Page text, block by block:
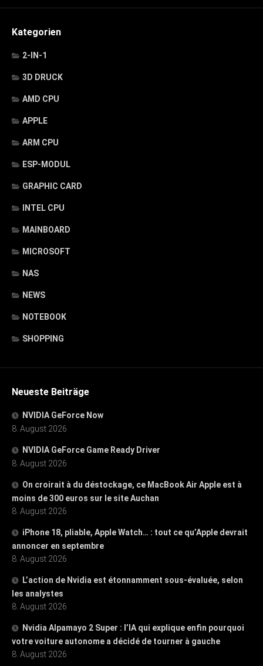
Kategorien
2-IN-1
3D DRUCK
AMD CPU
APPLE
ARM CPU
ESP-MODUL
GRAPHIC CARD
INTEL CPU
MAINBOARD
MICROSOFT
NAS
NEWS
NOTEBOOK
SHOPPING
Neueste Beiträge
NVIDIA GeForce Now
8. August 2026
NVIDIA GeForce Game Ready Driver
8. August 2026
On croirait à du déstockage, ce MacBook Air Apple est à
moins de 300 euros sur le site Auchan
8. August 2026
iPhone 18, pliable, Apple Watch… : tout ce qu’Apple devrait
annoncer en septembre
8. August 2026
L’action de Nvidia est étonnamment sous-évaluée, selon
les analystes
8. August 2026
Nvidia Alpamayo 2 Super : l’IA qui explique enfin pourquoi
votre voiture autonome a décidé de tourner à gauche
8. August 2026